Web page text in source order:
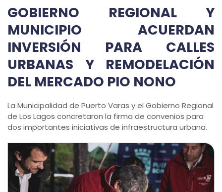
GOBIERNO REGIONAL Y
MUNICIPIO ACUERDAN
INVERSIÓN PARA CALLES
URBANAS Y REMODELACIÓN
DEL MERCADO PIO NONO
La Municipalidad de Puerto Varas y el Gobierno Regional
de Los Lagos concretaron la firma de convenios para
dos importantes iniciativas de infraestructura urbana.